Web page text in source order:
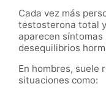
Cada vez más
testosterona total
aparecen
desequilibrios
En hombres, suele
situaciones como: